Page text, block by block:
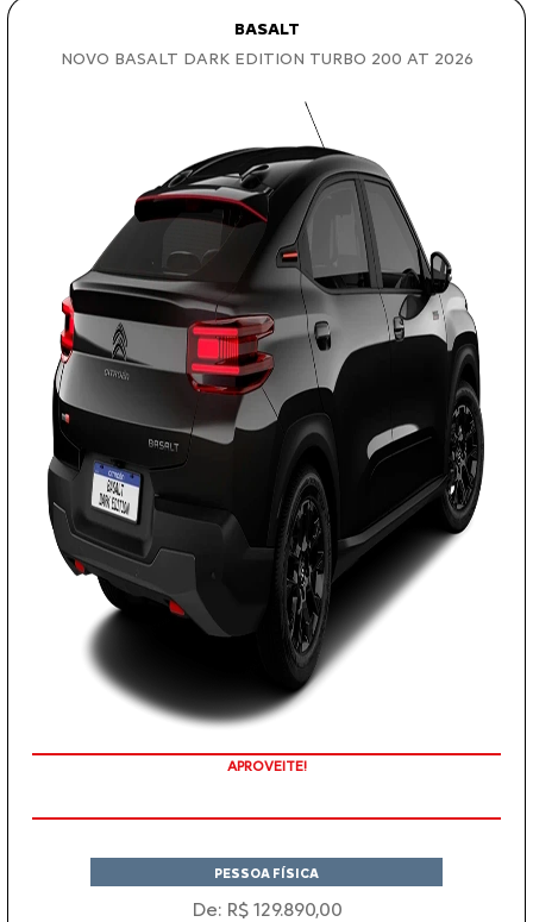
BASALT
NOVO BASALT DARK EDITION TURBO 200 AT 2026
APROVEITE!
PESSOA FÍSICA
De: R$ 129.890,00